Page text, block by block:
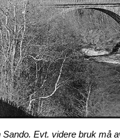
Evt. videre bruk må